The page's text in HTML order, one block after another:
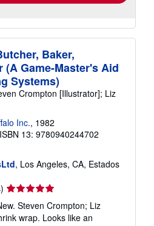
Baker,
(A Game-Master's Aid
Systems)
Crompton [Illustrator]; Liz
Inc., 1982
ISBN 13: 9780940244702
, Los Angeles, CA, Estados
Calificación
vendedor:
Steven Crompton; Liz
wrap. Looks like an